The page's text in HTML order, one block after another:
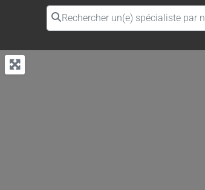
Rechercher un(e) spécialiste par nom